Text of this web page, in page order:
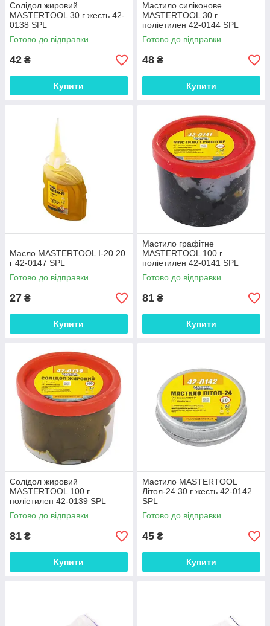
Солідол жировий
MASTERTOOL 30 г жесть 42-
0138 SPL
Готово до відправки
42 ₴
Купити
Мастило силіконове
MASTERTOOL 30 г
поліетилен 42-0144 SPL
Готово до відправки
48 ₴
Купити
Масло MASTERTOOL І-20 20
г 42-0147 SPL
Готово до відправки
27 ₴
Купити
Мастило графітне
MASTERTOOL 100 г
поліетилен 42-0141 SPL
Готово до відправки
81 ₴
Купити
Солідол жировий
MASTERTOOL 100 г
поліетилен 42-0139 SPL
Готово до відправки
81 ₴
Купити
Мастило MASTERTOOL
Літол-24 30 г жесть 42-0142
SPL
Готово до відправки
45 ₴
Купити